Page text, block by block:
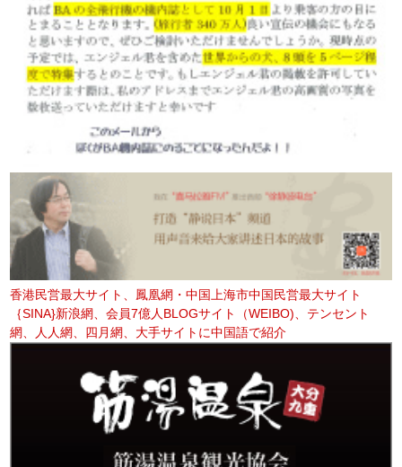
香港民営最大サイト、鳳凰網・中国上海市中国民営最大サイト
｛SINA}新浪網、会員7億人BLOGサイト（WEIBO)、テンセント
網、人人網、四月網、大手サイトに中国語で紹介